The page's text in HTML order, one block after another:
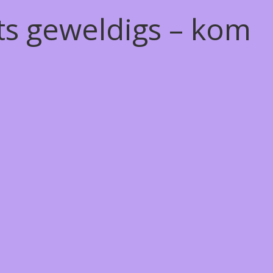
geweldigs – kom